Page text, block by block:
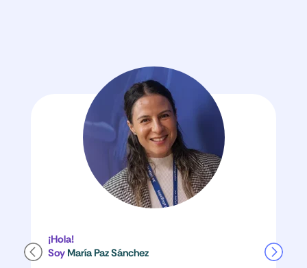
¡Hola!
Soy María Paz Sánchez